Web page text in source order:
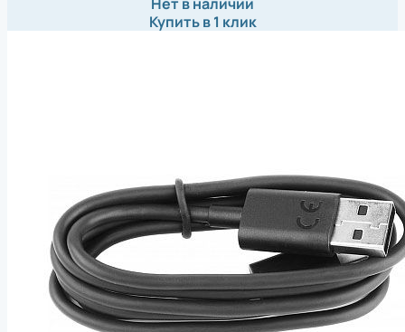
Купить в 1 клик